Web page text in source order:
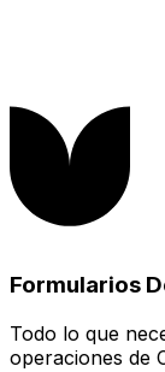
Formularios
Todo lo que
operaciones de